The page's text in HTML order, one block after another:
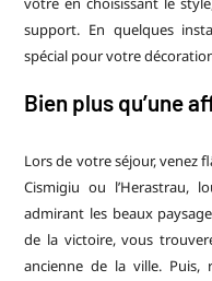
support. En quelques
spécial pour votre
Bien plus qu’une
Lors de votre séjour, venez
Cismigiu ou l’Herastrau,
admirant les beaux
de la victoire, vous
ancienne de la ville. Puis,